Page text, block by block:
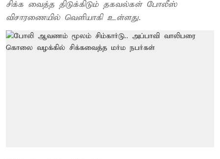
சிக்க வைத்த திடுக்கிடும் தகவல்கள் போலீஸ்
விசாரணையில் வெளியாகி உள்ளது.